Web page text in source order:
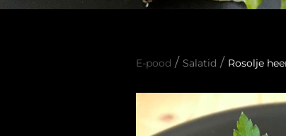
E-pood / Salatid / Rosolje